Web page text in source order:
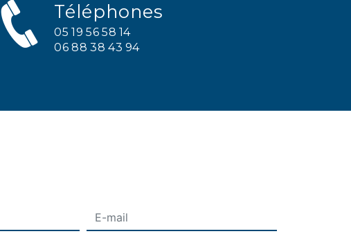
Téléphones
05 19 56 58 14
06 88 38 43 94